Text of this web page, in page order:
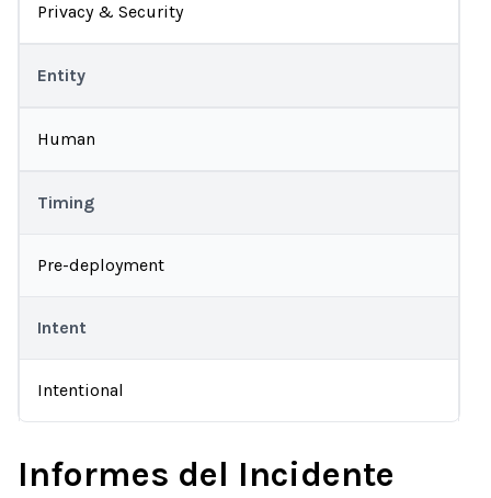
Privacy & Security
Entity
Human
Timing
Pre-deployment
Intent
Intentional
Informes del Incidente